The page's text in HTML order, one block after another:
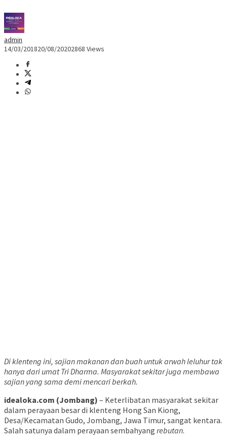
admin
14/03/201820/08/20202868 Views
Di klenteng ini, sajian makanan dan buah untuk arwah leluhur tak
hanya dari umat Tri Dharma. Masyarakat sekitar juga membawa
sajian yang sama demi mencari berkah.
idealoka.com (Jombang) – Keterlibatan masyarakat sekitar
dalam perayaan besar di klenteng Hong San Kiong,
Desa/Kecamatan Gudo, Jombang, Jawa Timur, sangat kentara.
Salah satunya dalam perayaan sembahyang rebutan.